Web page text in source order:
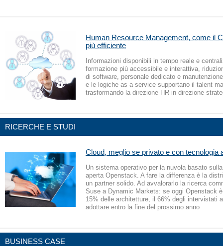
Human Resource Management, come il
più efficiente
Informazioni disponibili in tempo reale e
formazione più accessibile e interattiva,
di software, personale dedicato e
e le logiche as a service supportano il talent
trasformando la direzione HR in direzione
RICERCHE E STUDI
Cloud, meglio se privato e con tecnologia
Un sistema operativo per la nuvola basato
aperta Openstack. A fare la differenza è la
un partner solido. Ad avvalorarlo la ricerca
Suse a Dynamic Markets: se oggi Openstack
15% delle architetture, il 66% degli intervistati
adottare entro la fine del prossimo anno
BUSINESS CASE